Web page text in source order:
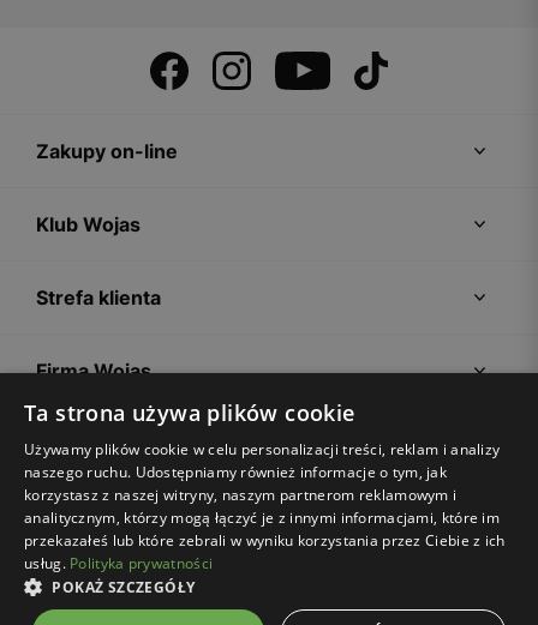
Zakupy on-line
Klub Wojas
Strefa klienta
Firma Wojas
Porady
Regulamin sklepu Polityka prywatności Ustawienia plików cookies
Ta strona używa plików cookie
Używamy plików cookie w celu personalizacji treści, reklam i analizy
naszego ruchu. Udostępniamy również informacje o tym, jak
korzystasz z naszej witryny, naszym partnerom reklamowym i
analitycznym, którzy mogą łączyć je z innymi informacjami, które im
przekazałeś lub które zebrali w wyniku korzystania przez Ciebie z ich
usług. Polityka prywatności
POKAŻ SZCZEGÓŁY